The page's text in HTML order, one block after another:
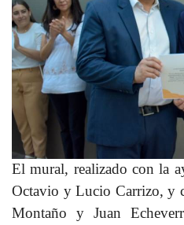
El mural, realizado con la
Octavio y Lucio Carrizo, y
Montaño y Juan